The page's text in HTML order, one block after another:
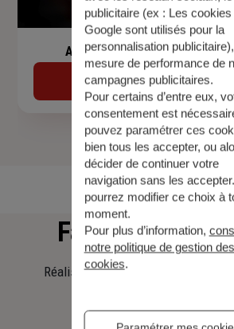
Assurance de prêt immobilier
Découvrir
Faitesune
Réalisez une simulation tarifaire
publicitaire (ex : Les cookies
Google sont utilisés pour la
personnalisation publicitaire
mesure de performance de
campagnes publicitaires.
Pour certains d’entre eux,
consentement est
pouvez paramétrer ces
bien tous les accepter, ou
décider de continuer votre
navigation sans les
pourrez modifier ce choix à
moment.
Pour plus d’information,
notre politique de gestion des
cookies.